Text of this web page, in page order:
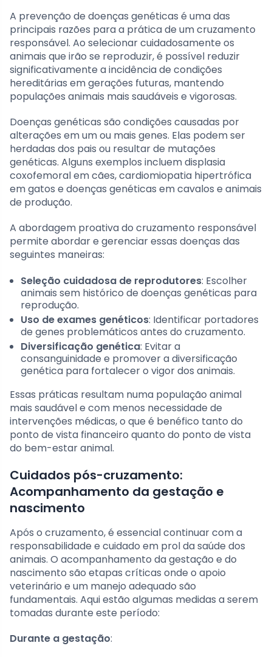
A prevenção de doenças genéticas é uma das
principais razões para a prática de um cruzamento
responsável. Ao selecionar cuidadosamente os
animais que irão se reproduzir, é possível reduzir
significativamente a incidência de condições
hereditárias em gerações futuras, mantendo
populações animais mais saudáveis e vigorosas.
Doenças genéticas são condições causadas por
alterações em um ou mais genes. Elas podem ser
herdadas dos pais ou resultar de mutações
genéticas. Alguns exemplos incluem displasia
coxofemoral em cães, cardiomiopatia hipertrófica
em gatos e doenças genéticas em cavalos e animais
de produção.
A abordagem proativa do cruzamento responsável
permite abordar e gerenciar essas doenças das
seguintes maneiras:
Seleção cuidadosa de reprodutores: Escolher
animais sem histórico de doenças genéticas para
reprodução.
Uso de exames genéticos: Identificar portadores
de genes problemáticos antes do cruzamento.
Diversificação genética: Evitar a
consanguinidade e promover a diversificação
genética para fortalecer o vigor dos animais.
Essas práticas resultam numa população animal
mais saudável e com menos necessidade de
intervenções médicas, o que é benéfico tanto do
ponto de vista financeiro quanto do ponto de vista
do bem-estar animal.
Cuidados pós-cruzamento:
Acompanhamento da gestação e
nascimento
Após o cruzamento, é essencial continuar com a
responsabilidade e cuidado em prol da saúde dos
animais. O acompanhamento da gestação e do
nascimento são etapas críticas onde o apoio
veterinário e um manejo adequado são
fundamentais. Aqui estão algumas medidas a serem
tomadas durante este período:
Durante a gestação: